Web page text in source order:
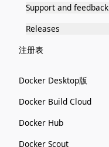
Support and feedback
Releases
注册表
Docker Desktop版
Docker Build Cloud
Docker Hub
Docker Scout